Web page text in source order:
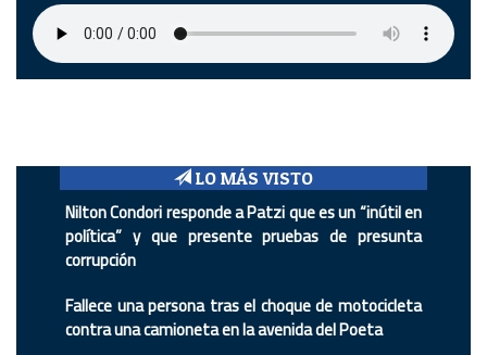
LO MÁS VISTO
Nilton Condori responde a Patzi que es un “inútil en
política” y que presente pruebas de presunta
corrupción
Fallece una persona tras el choque de motocicleta
contra una camioneta en la avenida del Poeta